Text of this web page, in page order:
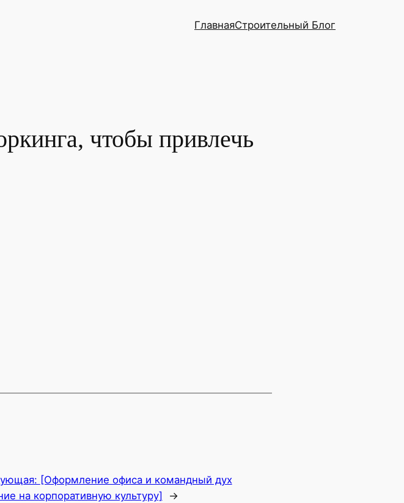
ГлавнаяСтроительный Блог
чтобы привлечь
[Оформление офиса и командный дух
на корпоративную культуру]
→